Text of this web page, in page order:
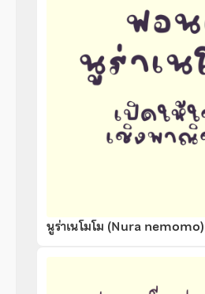
นูร่าเนโมโม (Nura nemomo)